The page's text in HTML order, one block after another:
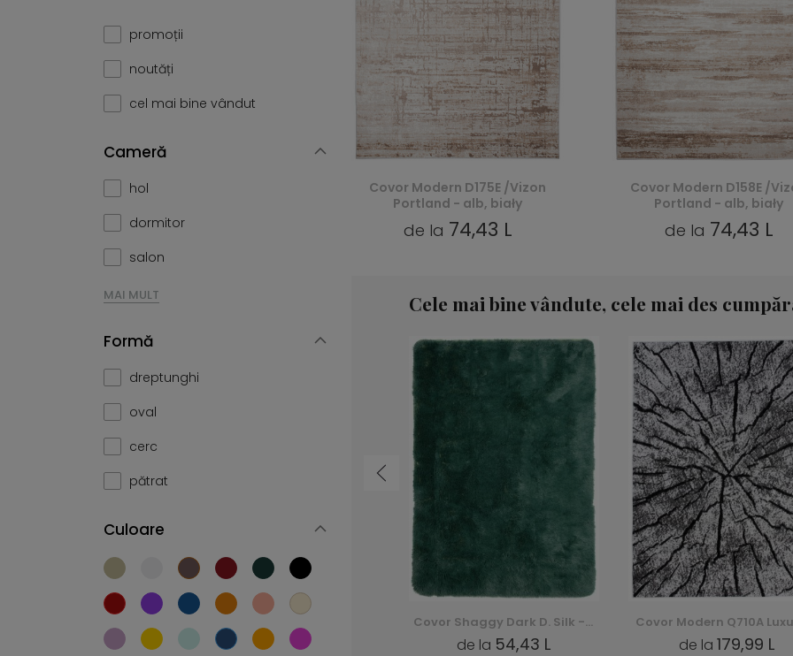
promoții
noutăți
cel mai bine vândut
Cameră
hol
dormitor
salon
MAI MULT
Formă
dreptunghi
oval
cerc
pătrat
Culoare
Covor Modern D175E /Vizon
Portland - alb, biały
de la 74,43 L
Covor Modern D158E /
Portland - alb, biały
de la 74,43 L
Cele mai bine vândute, cele mai des
de la104,43 L
Covor Shaggy Dark D. Silk - verde, zielony
de la 54,43 L de la 179,99 L